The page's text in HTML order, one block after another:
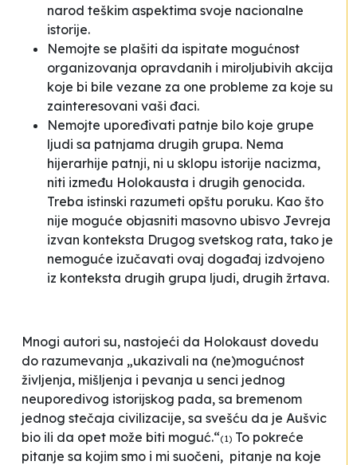
narod teškim aspektima svoje nacionalne
istorije.
Nemojte se plašiti da ispitate mogućnost
organizovanja opravdanih i miroljubivih akcija
koje bi bile vezane za one probleme za koje su
zainteresovani vaši đaci.
Nemojte upoređivati patnje bilo koje grupe
ljudi sa patnjama drugih grupa. Nema
hijerarhije patnji, ni u sklopu istorije nacizma,
niti između Holokausta i drugih genocida.
Treba istinski razumeti opštu poruku. Kao što
nije moguće objasniti masovno ubisvo Jevreja
izvan konteksta Drugog svetskog rata, tako je
nemoguće izučavati ovaj događaj izdvojeno
iz konteksta drugih grupa ljudi, drugih žrtava.
Mnogi autori su, nastojeći da Holokaust dovedu
do razumevanja „ukazivali na (ne)mogućnost
življenja, mišljenja i pevanja u senci jednog
neuporedivog istorijskog pada, sa bremenom
jednog stečaja civilizacije, sa svešću da je Aušvic
bio ili da opet može biti moguć.“(1) To pokreće
pitanje sa kojim smo i mi suočeni, pitanje na koje